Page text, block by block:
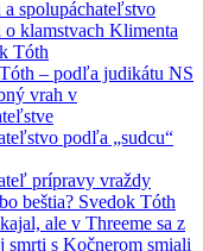
a spolupáchateľstvo
o klamstvach Klimenta
Tóth
– podľa judikátu NS
vrah v
podľa „sudcu“
prípravy vraždy
beštia? Svedok Tóth
ale v Threeme sa z
smrti s Kočnerom smiali